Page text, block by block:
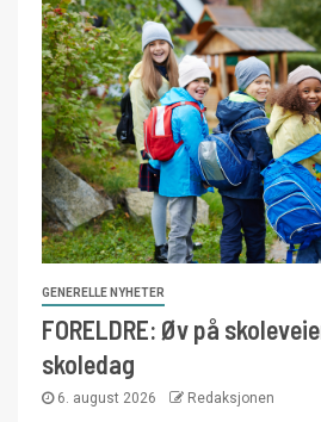
GENERELLE NYHETER
FORELDRE: Øv på
skoledag
6. august 2026 Redaksjonen